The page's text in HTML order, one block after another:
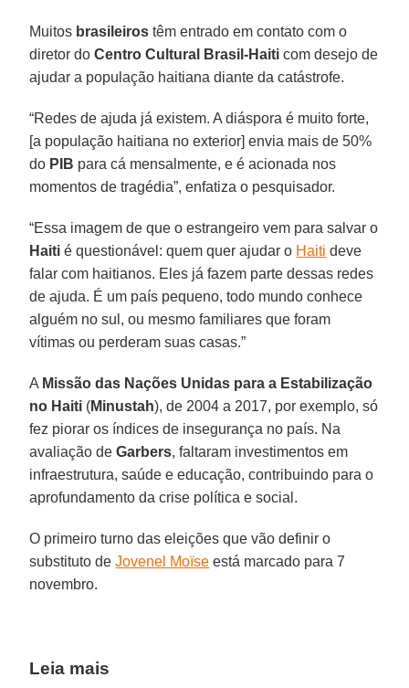
Muitos brasileiros têm entrado em contato com o
diretor doCentro Cultural Brasil-Haiti com desejo de
ajudar a população haitiana diante da catástrofe.
“Redes de ajuda já existem. A diáspora é muito forte,
[a população haitiana no exterior] envia mais de 50%
do PIB para cá mensalmente, e é acionada nos
momentos de tragédia”, enfatiza o pesquisador.
“Essa imagem de que o estrangeiro vem para salvar o
Haiti é questionável: quem quer ajudar o Haiti deve
falar com haitianos. Eles já fazem parte dessas redes
de ajuda. É um país pequeno, todo mundo conhece
alguém no sul, ou mesmo familiares que foram
vítimas ou perderam suas casas.”
A Missão das Nações Unidas para a Estabilização
no Haiti (Minustah), de 2004 a 2017, por exemplo, só
fez piorar os índices de insegurança no país. Na
avaliação deGarbers, faltaram investimentos em
infraestrutura, saúde e educação, contribuindo para o
aprofundamento da crise política e social.
O primeiro turno das eleições que vão definir o
substituto deJovenel Moïse está marcado para 7
novembro.
Leia mais